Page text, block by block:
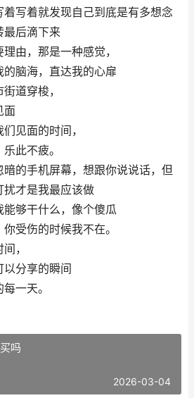
写着就发现自己到底是有多想念
最后滴下来
由，那是一种感觉，
脑海，直达我的心扉
道穿梭，
面
见面的时间，
此不疲。
的手机屏幕，想跟你说说话，但
扰才是我最应该做
够干什么，像个傻瓜
受伤的时候我不在。
，
分享的瞬间
一天。
吗
2026-03-04